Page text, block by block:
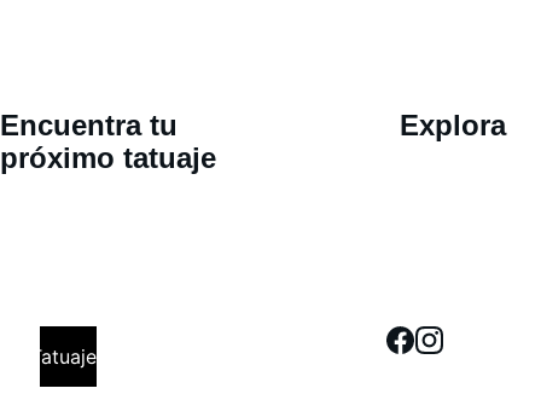
Explora
Encuentra tu
próximo tatuaje
Tatuajes